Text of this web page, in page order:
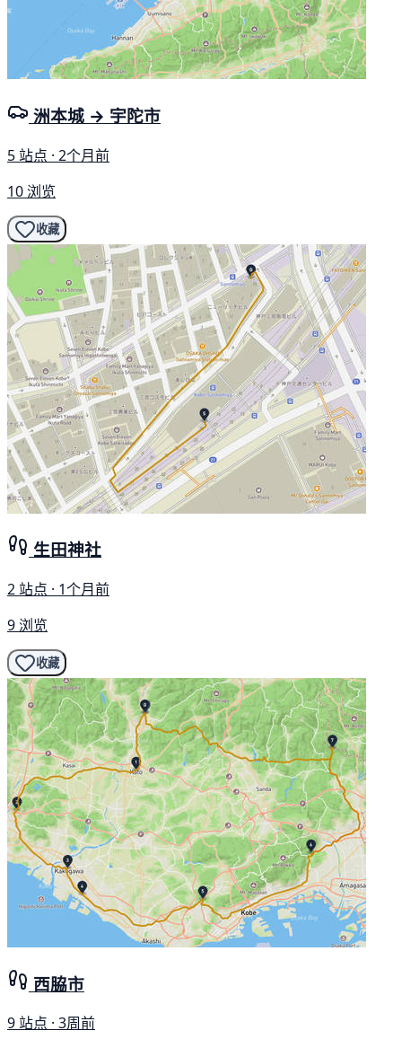
洲本城 → 宇陀市
5 站点 · 2个月前
10 浏览
收藏
生田神社
2 站点 · 1个月前
9 浏览
收藏
西脇市
9 站点 · 3周前